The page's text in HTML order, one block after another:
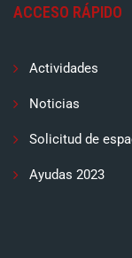
ACCESO RÁPIDO
Actividades
Noticias
Solicitud de
Ayudas 2023